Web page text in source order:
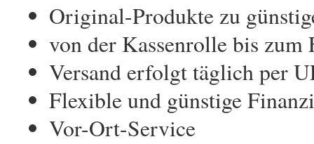
Original-Produkte zu
von der Kassenrolle bis zum
Versand erfolgt täglich per
Flexible und günstige
Vor-Ort-Service